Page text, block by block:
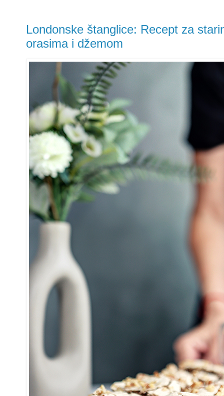
Londonske štanglice: Recept za
orasima i džemom